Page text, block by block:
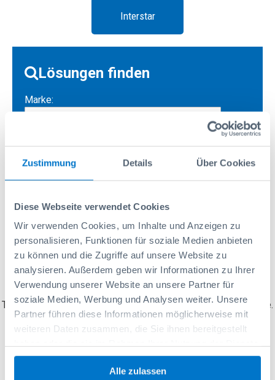
Zustimmung Details Über Cookies
Diese Webseite verwendet Cookies
Wir verwenden Cookies, um Inhalte und Anzeigen zu
personalisieren, Funktionen für soziale Medien anbieten
zu können und die Zugriffe auf unsere Website zu
analysieren. Außerdem geben wir Informationen zu Ihrer
Verwendung unserer Website an unsere Partner für
soziale Medien, Werbung und Analysen weiter. Unsere
Partner führen diese Informationen möglicherweise mit
weiteren Daten zusammen, die Sie ihnen bereitgestellt
gesammelt haben.
Alle zulassen
Interstar
Lösungen finden
Marke:
Modell:
0Lösungen gefunden
Too Many Requests
The user has sent too many requests in a given amount of time.
Sortimo Markenprospekt Nissan